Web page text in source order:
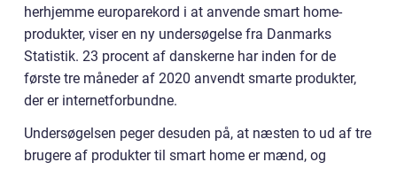
herhjemme europarekord i at anvende smart home-
produkter, viser en ny undersøgelse fra Danmarks
Statistik. 23 procent af danskerne har inden for de
første tre måneder af 2020 anvendt smarte produkter,
der er internetforbundne.
Undersøgelsen peger desuden på, at næsten to ud af tre
brugere af produkter til smart home er mænd, og